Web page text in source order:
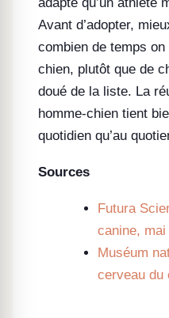
Avant d’adopter,
combien de temps
chien, plutôt que de
doué de la liste. La
homme-chien tient
quotidien qu’au
Sources
Futura
canine, mai
Muséum
cerveau du